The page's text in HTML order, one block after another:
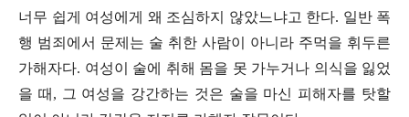
너무 쉽게 여성에게 왜 조심하지 않았느냐고 한다. 일반 폭
행 범죄에서 문제는 술 취한 사람이 아니라 주먹을 휘두른
가해자다. 여성이 술에 취해 몸을 못 가누거나 의식을 잃었
을 때, 그 여성을 강간하는 것은 술을 마신 피해자를 탓할